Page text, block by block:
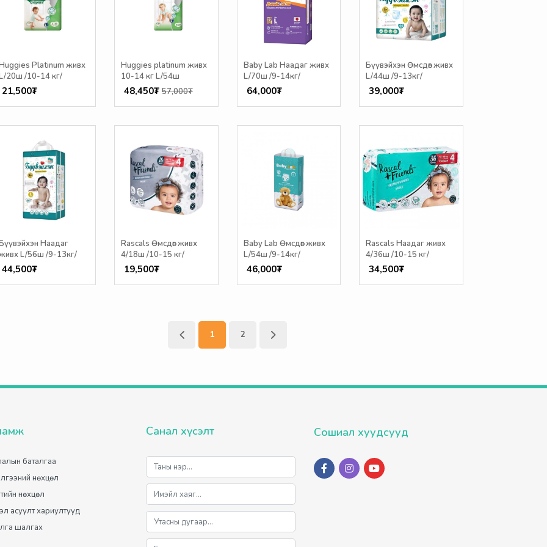
Platinum живх
20ш /10-14 кг/
21,500₮
Huggies platinum живх
10-14 кг L/54ш
48,450₮ 57,000₮
Baby Lab Наадаг живх
L/70ш /9-14кг/
64,000₮
Бүүвэйхэн Өмсдөг живх
L/44ш /9-13кг/
39,000₮
Наадаг
L/56ш /9-13кг/
44,500₮
Rascals Өмсдөг живх
4/18ш /10-15 кг/
19,500₮
Baby Lab Өмсдөг живх
L/54ш /9-14кг/
46,000₮
Rascals Наадаг живх
4/36ш /10-15 кг/
34,500₮
1 2
баталгаа
нөхцөл
нөхцөл
асуулт хариултууд
шалгах
Санал хүсэлт Сошиал хуудсууд